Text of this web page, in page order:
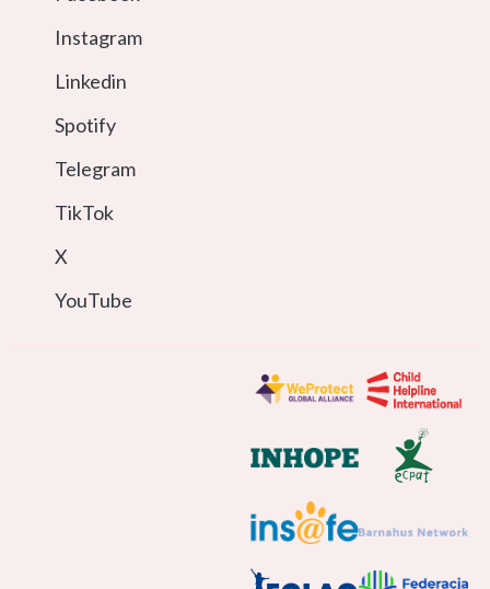
Instagram
Linkedin
Spotify
Telegram
TikTok
X
YouTube